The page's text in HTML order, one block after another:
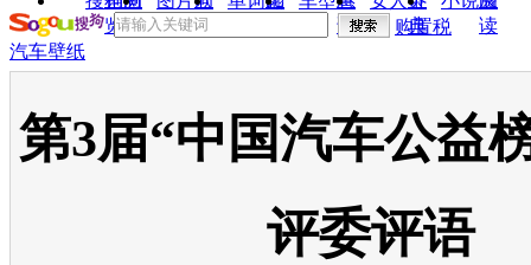
览器
赏
询
典
读
购置税
汽车壁纸
第3届“中国汽车公益
评委评语